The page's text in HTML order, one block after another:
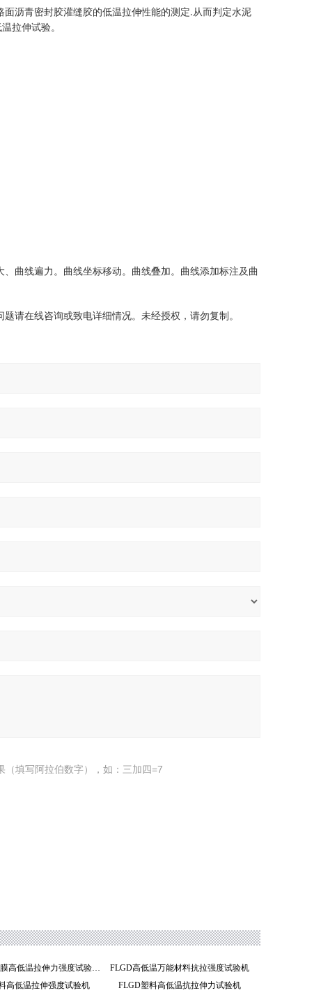
面沥青密封胶灌缝胶的低温拉伸性能的测定.从而判定水泥
拉伸试验。
曲线遍力。曲线坐标移动。曲线叠加。曲线添加标注及曲
请在线咨询或致电详细情况。未经授权，请勿复制。
（填写阿拉伯数字），如：三加四=7
FL-GD铝塑膜高低温拉伸力强度试验机
FLGD高低温万能材料抗拉强度试验机
高低温拉伸强度试验机
FLGD塑料高低温抗拉伸力试验机